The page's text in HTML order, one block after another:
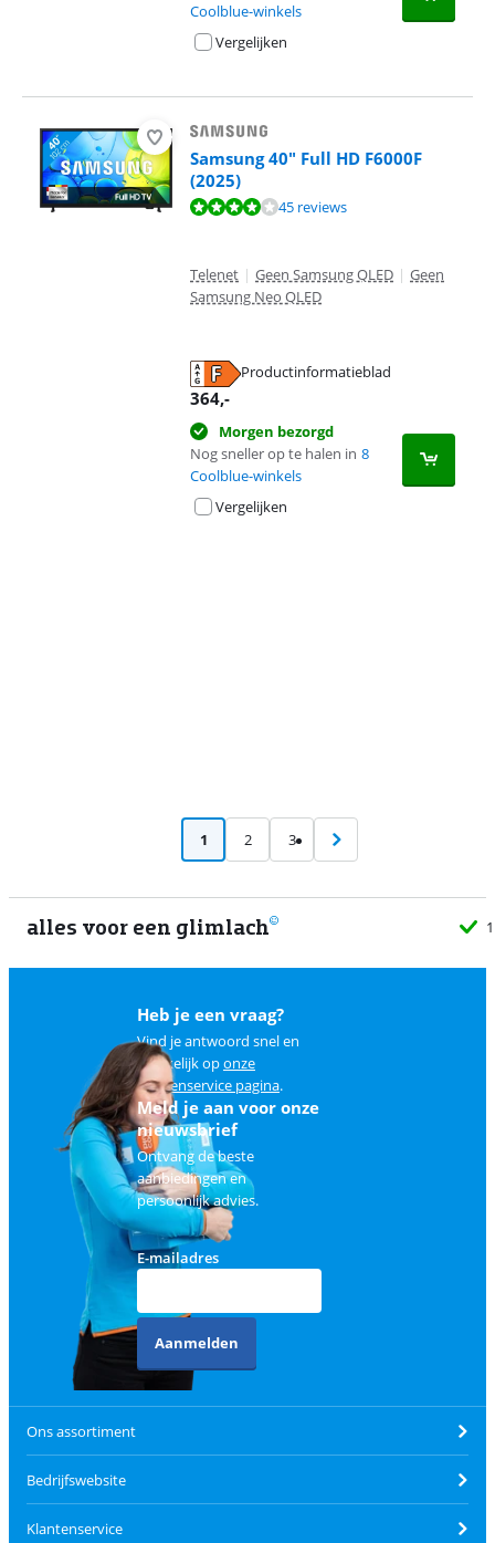
Coolblue-winkels
Vergelijken
Samsung 40" Full HD F6000F
(2025)
Beoordeling is 7,8 van de 10, gebaseerd op 45 reviews.
45 reviews
Telenet | Geen Samsung QLED | Geen
Samsung Neo QLED
Productinformatieblad
364,-
Morgen bezorgd
Nog sneller op te halen in 8
Coolblue-winkels
Vergelijken
1 2 3
alles voor een glimlach
Heb je een vraag?
Vind je antwoord snel en
makkelijk oponze
klantenservice pagina.
Meld je aan voor onze
nieuwsbrief
Ontvang de beste
aanbiedingen en
persoonlijk advies.
E-mailadres
Aanmelden
Ons assortiment
Bedrijfswebsite
Klantenservice